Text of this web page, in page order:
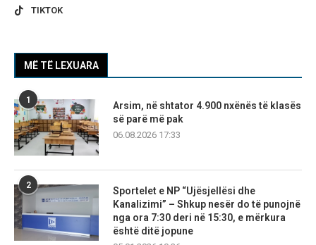
TIKTOK
MË TË LEXUARA
1
Arsim, në shtator 4.900 nxënës të klasës
së parë më pak
06.08.2026 17:33
2
Sportelet e NP “Ujësjellësi dhe
Kanalizimi” – Shkup nesër do të punojnë
nga ora 7:30 deri në 15:30, e mërkura
është ditë jopune